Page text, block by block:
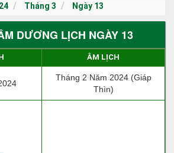
Tháng 3 Ngày 13
DƯƠNG LỊCH NGÀY 13
ÂM LỊCH
Tháng 2 Năm 2024 (Giáp
Thìn)